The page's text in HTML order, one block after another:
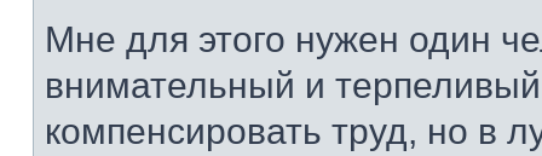
Мне для этого нужен один
внимательный и
компенсировать труд, но в